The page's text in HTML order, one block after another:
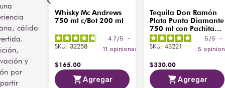
cálida
y
por
Whisky Mc Andrews
750 ml c/Bot 200 ml
4.7/5
-
11 opiniones
SKU: 32258
$165.00
Agregar
Tequila Don Ramón
Plata Punta Diamante
750 ml con Pachita
200 ml
5/5
-
5
SKU: 43221
$330.00
Agregar